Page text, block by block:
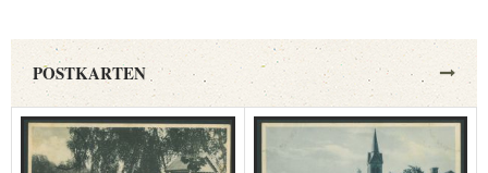
POSTKARTEN